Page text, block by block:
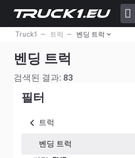
Truck1 트럭 벤딩 트럭
벤딩 트럭
검색된 결과: 83
필터
트럭
벤딩 트럭